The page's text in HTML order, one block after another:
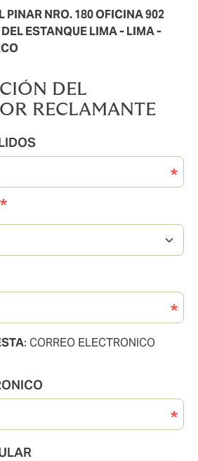
PINAR NRO. 180 OFICINA 902
ESTANQUE LIMA - LIMA -
DEL
RECLAMANTE
: CORREO ELECTRONICO